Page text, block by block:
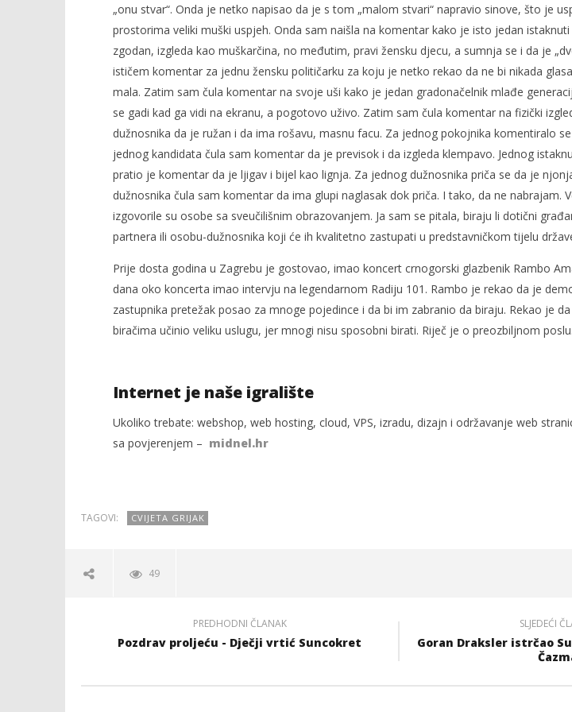
„onu stvar“. Onda je netko napisao da je s tom „malom stvari“ napravio sinove, što je
prostorima veliki muški uspjeh. Onda sam naišla na komentar kako je isto jedan
zgodan, izgleda kao muškarčina, no međutim, pravi žensku djecu, a sumnja se i da je
ističem komentar za jednu žensku političarku za koju je netko rekao da ne bi nikada
mala. Zatim sam čula komentar na svoje uši kako je jedan gradonačelnik mlađe
se gadi kad ga vidi na ekranu, a pogotovo uživo. Zatim sam čula komentar na fizički
dužnosnika da je ružan i da ima rošavu, masnu facu. Za jednog pokojnika komentiralo
jednog kandidata čula sam komentar da je previsok i da izgleda klempavo. Jednog
pratio je komentar da je ljigav i bijel kao lignja. Za jednog dužnosnika priča se da je
dužnosnika čula sam komentar da ima glupi naglasak dok priča. I tako, da ne nabrajam.
izgovorile su osobe sa sveučilišnim obrazovanjem. Ja sam se pitala, biraju li dotični
partnera ili osobu-dužnosnika koji će ih kvalitetno zastupati u predstavničkom tijelu
Prije dosta godina u Zagrebu je gostovao, imao koncert crnogorski glazbenik Rambo
dana oko koncerta imao intervju na legendarnom Radiju 101. Rambo je rekao da je
zastupnika pretežak posao za mnoge pojedince i da bi im zabranio da biraju. Rekao je
biračima učinio veliku uslugu, jer mnogi nisu sposobni birati. Riječ je o preozbiljnom poslu.
Internet je naše igralište
Ukoliko trebate: webshop, web hosting, cloud, VPS, izradu, dizajn i održavanje web
sa povjerenjem – midnel.hr
TAGOVI: CVIJETA GRIJAK
49
PREDHODNI ČLANAK
Pozdrav proljeću - Dječji vrtić Suncokret
SLJEDEĆI
Goran Draksler istrčao